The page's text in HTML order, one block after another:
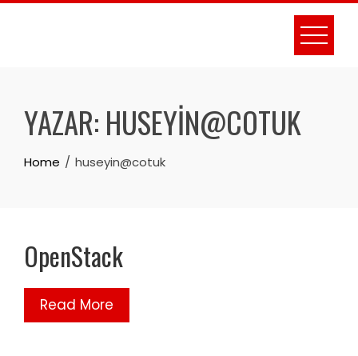
Skip
YAZAR: HUSEYIN@COTUK
Home huseyin@cotuk
OpenStack
Read More